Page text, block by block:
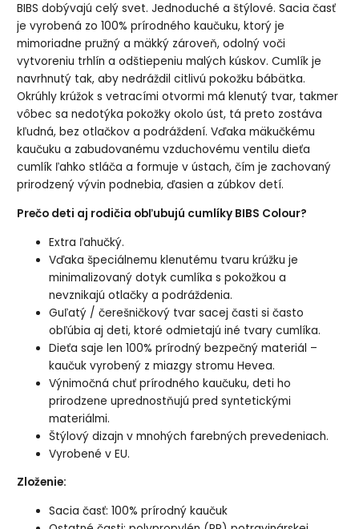
BIBS dobývajú celý svet. Jednoduché a štýlové. Sacia časť
je vyrobená zo 100% prírodného kaučuku, ktorý je
mimoriadne pružný a mäkký zároveň, odolný voči
vytvoreniu trhlín a odštiepeniu malých kúskov. Cumlík je
navrhnutý tak, aby nedráždil citlivú pokožku bábätka.
Okrúhly krúžok s vetracími otvormi má klenutý tvar, takmer
vôbec sa nedotýka pokožky okolo úst, tá preto zostáva
kľudná, bez otlačkov a podráždení. Vďaka mäkučkému
kaučuku a zabudovanému vzduchovému ventilu dieťa
cumlík ľahko stláča a formuje v ústach, čím je zachovaný
prirodzený vývin podnebia, ďasien a zúbkov detí.
Prečo deti aj rodičia obľubujú cumlíky BIBS Colour?
Extra ľahučký.
Vďaka špeciálnemu klenutému tvaru krúžku je
minimalizovaný dotyk cumlíka s pokožkou a
nevznikajú otlačky a podráždenia.
Guľatý / čerešničkový tvar sacej časti si často
obľúbia aj deti, ktoré odmietajú iné tvary cumlíka.
Dieťa saje len 100% prírodný bezpečný materiál –
kaučuk vyrobený z miazgy stromu Hevea.
Výnimočná chuť prírodného kaučuku, deti ho
prirodzene uprednostňujú pred syntetickými
materiálmi.
Štýlový dizajn v mnohých farebných prevedeniach.
Vyrobené v EU.
Zloženie:
Sacia časť: 100% prírodný kaučuk